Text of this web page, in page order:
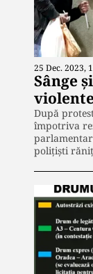
25 Dec. 2023,
Sânge
După
împotriva
polițiști